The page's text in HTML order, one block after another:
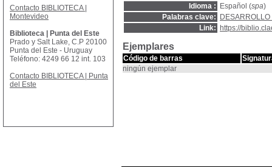
Idioma :
Español (spa)
Palabras clave:
Link:
https://
Ejemplares
Código de barras
ningún ejemplar
Contacto BIBLIOTECA |
Montevideo
Biblioteca | Punta del Este
Prado y Salt Lake, C.P 20100
Punta del Este - Uruguay
Teléfono: 4249 66 12 int. 103
Contacto BIBLIOTECA | Punta
del Este